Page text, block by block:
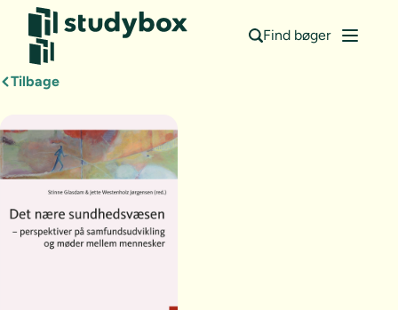
Find bøger
Tilbage